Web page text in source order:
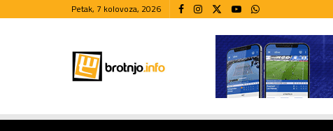
Petak, 7 kolovoza, 2026